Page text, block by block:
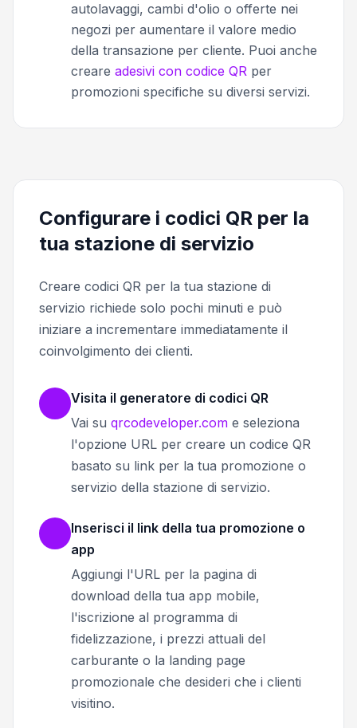
autolavaggi, cambi d'olio o offerte nei
negozi per aumentare il valore medio
della transazione per cliente. Puoi anche
creare adesivi con codice QR per
promozioni specifiche su diversi servizi.
Configurare i codici QR per la
tua stazione di servizio
Creare codici QR per la tua stazione di
servizio richiede solo pochi minuti e può
iniziare a incrementare immediatamente il
coinvolgimento dei clienti.
Visita il generatore di codici QR
Vai su qrcodeveloper.com e seleziona
l'opzione URL per creare un codice QR
basato su link per la tua promozione o
servizio della stazione di servizio.
Inserisci il link della tua promozione o
app
Aggiungi l'URL per la pagina di
download della tua app mobile,
l'iscrizione al programma di
fidelizzazione, i prezzi attuali del
carburante o la landing page
promozionale che desideri che i clienti
visitino.